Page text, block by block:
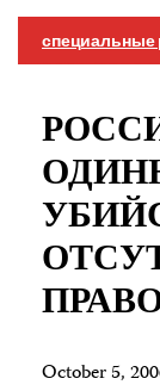
специальные
October 5,